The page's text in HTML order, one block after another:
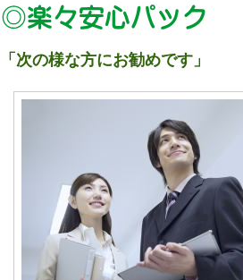
「次の様な方にお勧めです」